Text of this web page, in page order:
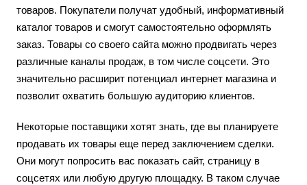
товаров. Покупатели получат удобный, информативный
каталог товаров и смогут самостоятельно оформлять
заказ. Товары со своего сайта можно продвигать через
различные каналы продаж, в том числе соцсети. Это
значительно расширит потенциал интернет магазина и
позволит охватить большую аудиторию клиентов.
Некоторые поставщики хотят знать, где вы планируете
продавать их товары еще перед заключением сделки.
Они могут попросить вас показать сайт, страницу в
соцсетях или любую другую площадку. В таком случае